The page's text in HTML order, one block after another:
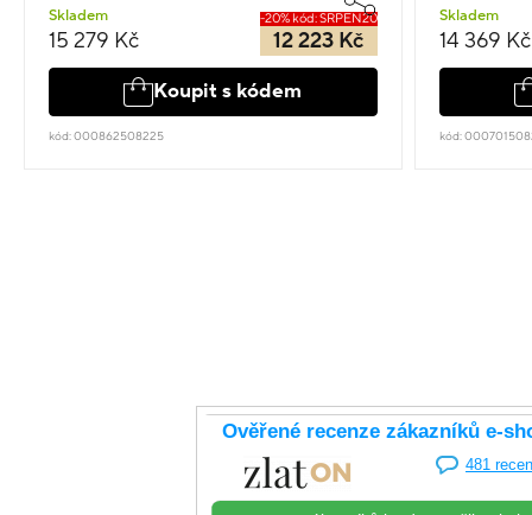
Skladem
15 279 Kč
-20% kód: SRPEN20
12 223 Kč
Koupit s kódem
kód: 000862508225
Skladem
14 369 Kč
kód: